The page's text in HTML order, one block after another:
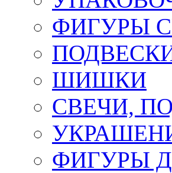
ФИГУРЫ
ШИШКИ
СВЕЧИ,
ФИГУРЫ